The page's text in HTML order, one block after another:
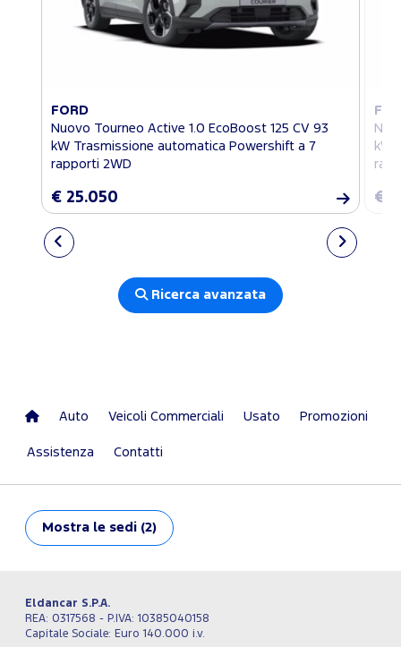
FORD
Nuovo Tourneo Active 1.0 EcoBoost 125 CV 93
kW Trasmissione automatica Powershift a 7
rapporti 2WD
€ 25.050
kW
€
Ricerca avanzata
Auto Veicoli Commerciali Usato Promozioni
Assistenza Contatti
Mostra le sedi (2)
Eldancar S.P.A.
REA: 0317568 - P.IVA: 10385040158
Capitale Sociale: Euro 140.000 i.v.